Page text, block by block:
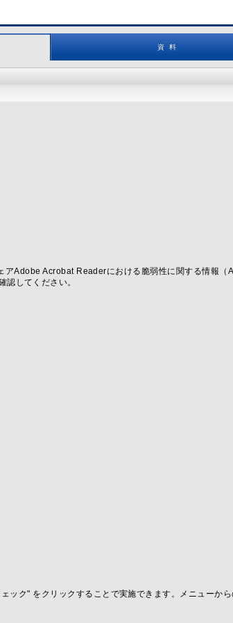
資 料
Adobe Acrobat Readerにおける脆弱性に関する情報
してください。
ク" をクリックすることで実施できます。メニューか